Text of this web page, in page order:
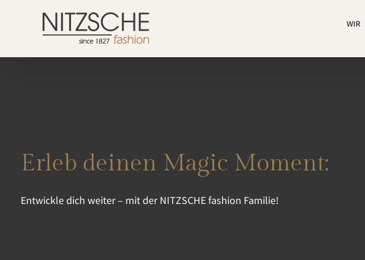
WIR
Erleb deinen Magic Moment:
Entwickle dich weiter – mit der NITZSCHE fashion Familie!